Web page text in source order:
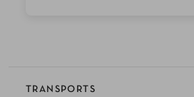
TRANSPORTS